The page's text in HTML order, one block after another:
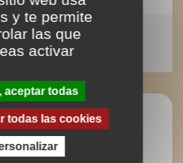
Anges
y te permite
las que
activar
aceptar todas
todas las cookies